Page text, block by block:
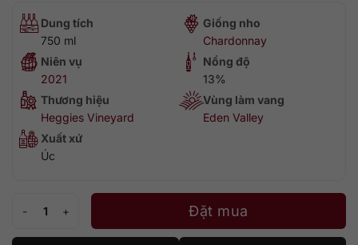
Dung tích
750 ml
Giống nho
Chardonnay
Niên vụ
2021
Nồng độ
13%
Thương hiệu
Heggies Vineyard
Vùng làm vang
Eden Valley
Xuất xứ
Úc
Heggies Vineyard Estate Chardonnay số lượng
Đặt mua